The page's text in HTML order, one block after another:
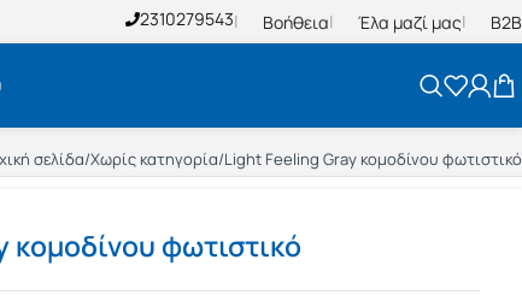
2310279543 Βοήθεια Έλα μαζί μας B2B
σελίδα/Χωρίς κατηγορία/Light Feeling Gray κομοδίνου φωτιστικό
φωτιστικό